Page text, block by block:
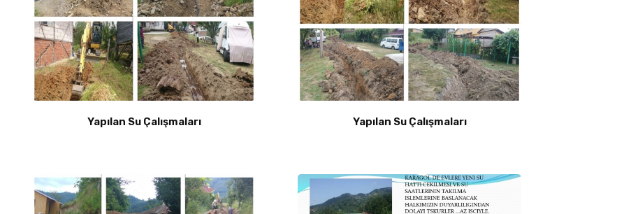
Yapılan Su Çalışmaları Yapılan Su Çalışmaları